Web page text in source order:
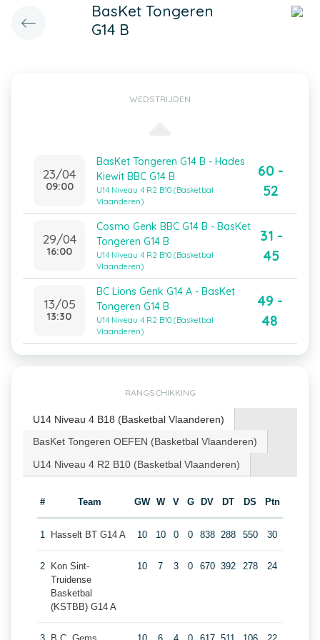
BasKet Tongeren
G14 B
WEDSTRIJDEN
23/04
09:00
BasKet Tongeren G14 B - Hades
Kiewit BBC G14 B
U14 Niveau 4 R2 B10 (Basketbal
Vlaanderen)
60 -
52
29/04
16:00
Cosmo Genk BBC G14 B - BasKet
Tongeren G14 B
U14 Niveau 4 R2 B10 (Basketbal
Vlaanderen)
31 -
45
13/05
13:30
BC Lions Genk G14 A - BasKet
Tongeren G14 B
U14 Niveau 4 R2 B10 (Basketbal
Vlaanderen)
49 -
48
RANGSCHIKKING
U14 Niveau 4 B18 (Basketbal Vlaanderen)
BasKet Tongeren OEFEN (Basketbal Vlaanderen)
U14 Niveau 4 R2 B10 (Basketbal Vlaanderen)
# Team GW W V G DV DT DS Ptn
1 Hasselt BT G14 A 10 10 0 0 838 288 550 30
2
Kon Sint-
Truidense
Basketbal
(KSTBB) G14 A
10 7 3 0 670 392 278 24